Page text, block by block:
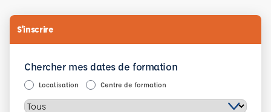
S'inscrire
Chercher mes dates de formation
Localisation Centre de formation